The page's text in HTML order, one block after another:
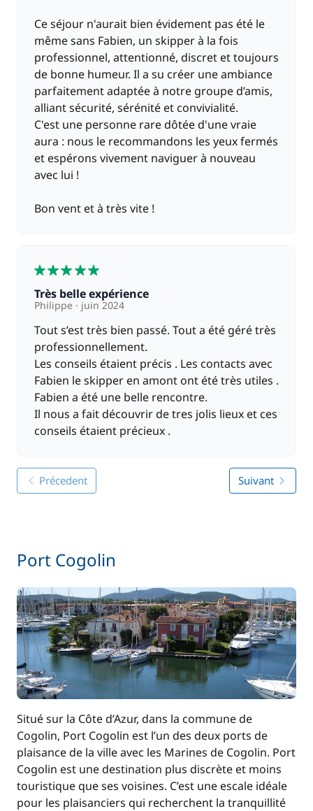
Ce séjour n'aurait bien évidement pas été le
même sans Fabien, un skipper à la fois
professionnel, attentionné, discret et toujours
de bonne humeur. Il a su créer une ambiance
parfaitement adaptée à notre groupe d’amis,
alliant sécurité, sérénité et convivialité.
C'est une personne rare dôtée d'une vraie
aura : nous le recommandons les yeux fermés
et espérons vivement naviguer à nouveau
avec lui !
Bon vent et à très vite !
Très belle expérience
Philippe juin 2024
Tout s’est très bien passé. Tout a été géré très
professionnellement.
Les conseils étaient précis . Les contacts avec
Fabien le skipper en amont ont été très utiles .
Fabien a été une belle rencontre.
Il nous a fait découvrir de tres jolis lieux et ces
conseils étaient précieux .
Précedent Suivant
Port Cogolin
Situé sur la Côte d’Azur, dans la commune de
Cogolin, Port Cogolin est l’un des deux ports de
plaisance de la ville avec les Marines de Cogolin. Port
Cogolin est une destination plus discrète et moins
touristique que ses voisines. C’est une escale idéale
pour les plaisanciers qui recherchent la tranquillité